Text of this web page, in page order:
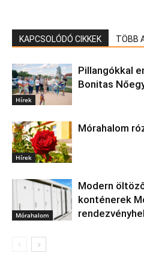
KAPCSOLÓDÓ CIKKEK TÖBB
Hírek
Pillangókkal
Bonitas
Hírek
Mórahalom
Mórahalom
Modern
konténerek